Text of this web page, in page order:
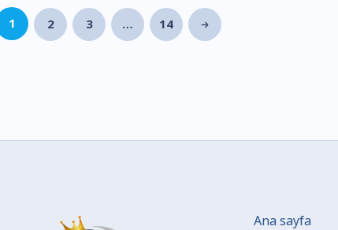
1 2 3 … 14
Ana sayfa